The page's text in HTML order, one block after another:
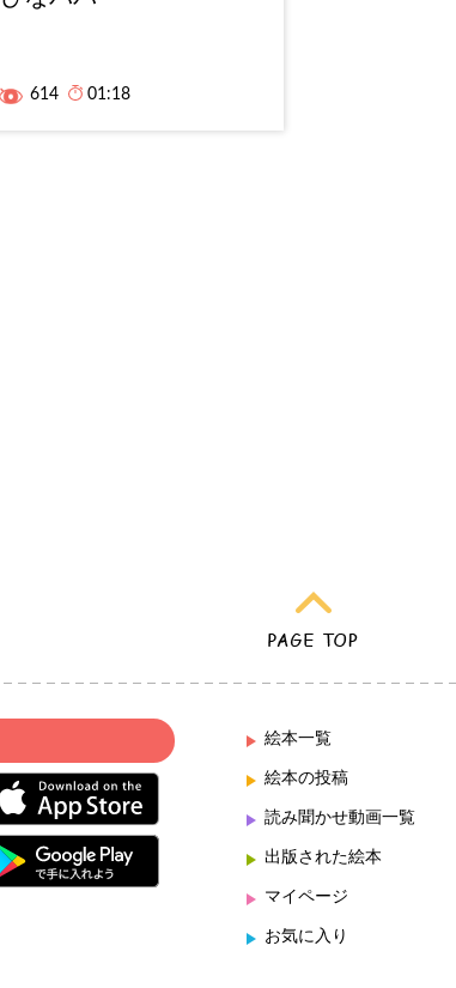
614 01:18
絵本一覧
絵本の投稿
読み聞かせ動画一覧
出版された絵本
マイページ
お気に入り